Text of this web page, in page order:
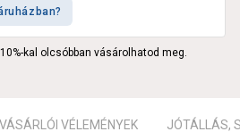
kal olcsóbban vásárolhatod meg.
VÁSÁRLÓI VÉLEMÉNYEK JÓTÁLLÁS,